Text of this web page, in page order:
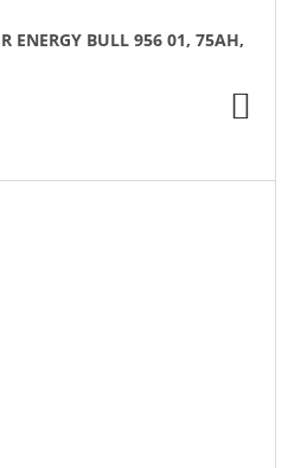
ENERGY BULL 956 01, 75AH,